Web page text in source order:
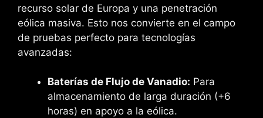
recurso solar de Europa y una penetración
eólica masiva. Esto nos convierte en el campo
de pruebas perfecto para tecnologías
avanzadas:
Baterías de Flujo de Vanadio: Para
almacenamiento de larga duración (+6
horas) en apoyo a la eólica.